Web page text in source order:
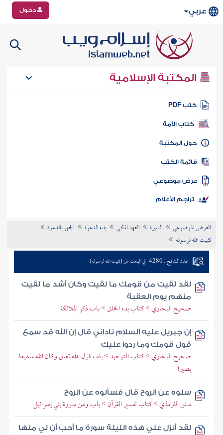
عربي دخول
المكتبة الإسلامية
كتب PDF
كتاب الأمة
المكتبة
الكتب
موضوعي
تراجم الأعلام
العرض الموضوعي السيرة العهد المكي بدء الدعوة
الجهر بالدعوة
تثبيت الله لرسوله
عدد النتائج : 4280 في البحث عن (تثبيت الله لرسوله)
لقد لقيت من قومك ما لقيت وكان أشد ما لقيت
منهم يوم العقبة
صحيح البخاري > كتاب بدء الخلق > باب ذكر الملائكة
إن جبريل عليه السلام ناداني قال إن الله قد سمع
قول قومك وما ردوا عليك
صحيح البخاري > كتاب التوحيد > باب قول الله تعالى وكان الله سميعا
بصيرا
سلوه عن الروح قال فسألوه عن الروح
سنن الترمذي > كتاب تفسير القرآن > باب ومن سورة بني إسرائيل
لقد أنزل علي هذه الليلة سورة ما أحب أن لي منها